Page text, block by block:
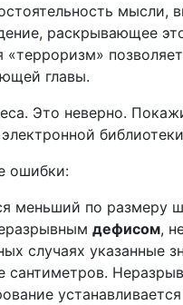
мысли,
раскрывающее
главы.
Это неверно.
ошибки:
меньший по размеру
дефисом,
случаях указанные